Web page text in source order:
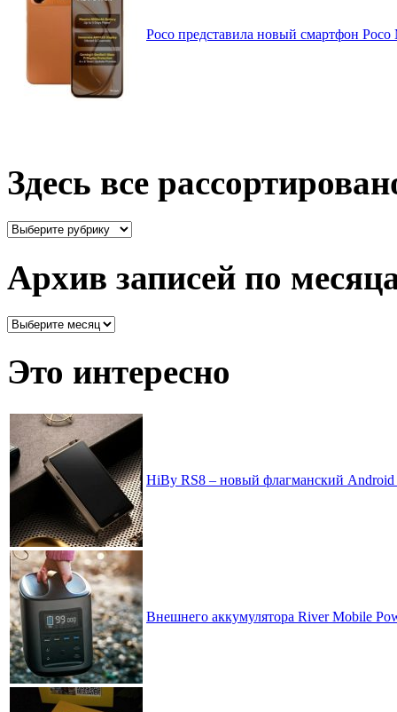
Poco представила новый смартфон
Здесь все
Здесь
Архив записей по
Архив
месяцам
Это интересно
HiBy RS8 – новый флагманский Android
Внешнего аккумулятора River Mobile